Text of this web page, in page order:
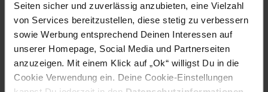
Seiten sicher und zuverlässig anzubieten, eine Vielzahl
von Services bereitzustellen, diese stetig zu verbessern
sowie Werbung entsprechend Deinen Interessen auf
unserer Homepage, Social Media und Partnerseiten
anzuzeigen. Mit einem Klick auf „Ok“ willigst Du in die
Cookie Verwendung ein. Deine Cookie-Einstellungen
Maße: Ø 12,6 x 30,5 cm (mit Griff)
Gewicht: 0,56 kg
Artikelnummer: 2647628000
EAN: 8022068085159